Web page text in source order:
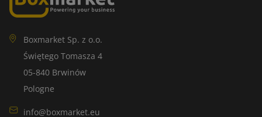
Boxmarket Sp. z o.o.
Świętego Tomasza 4
05-840 Brwinów
Pologne
info@boxmarket.eu